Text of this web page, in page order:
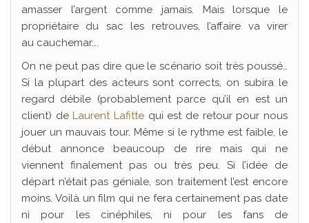
amasser l’argent comme jamais. Mais lorsque le
propriétaire du sac les retrouves, l’affaire va virer
au cauchemar….
On ne peut pas dire que le scénario soit très poussé…
Si la plupart des acteurs sont corrects, on subira le
regard débile (probablement parce qu’il en est un
client) de Laurent Lafitte qui est de retour pour nous
jouer un mauvais tour. Même si le rythme est faible, le
début annonce beaucoup de rire mais qui ne
viennent finalement pas ou très peu. Si l’idée de
départ n’était pas géniale, son traitement l’est encore
moins. Voilà un film qui ne fera certainement pas date
ni pour les cinéphiles, ni pour les fans de